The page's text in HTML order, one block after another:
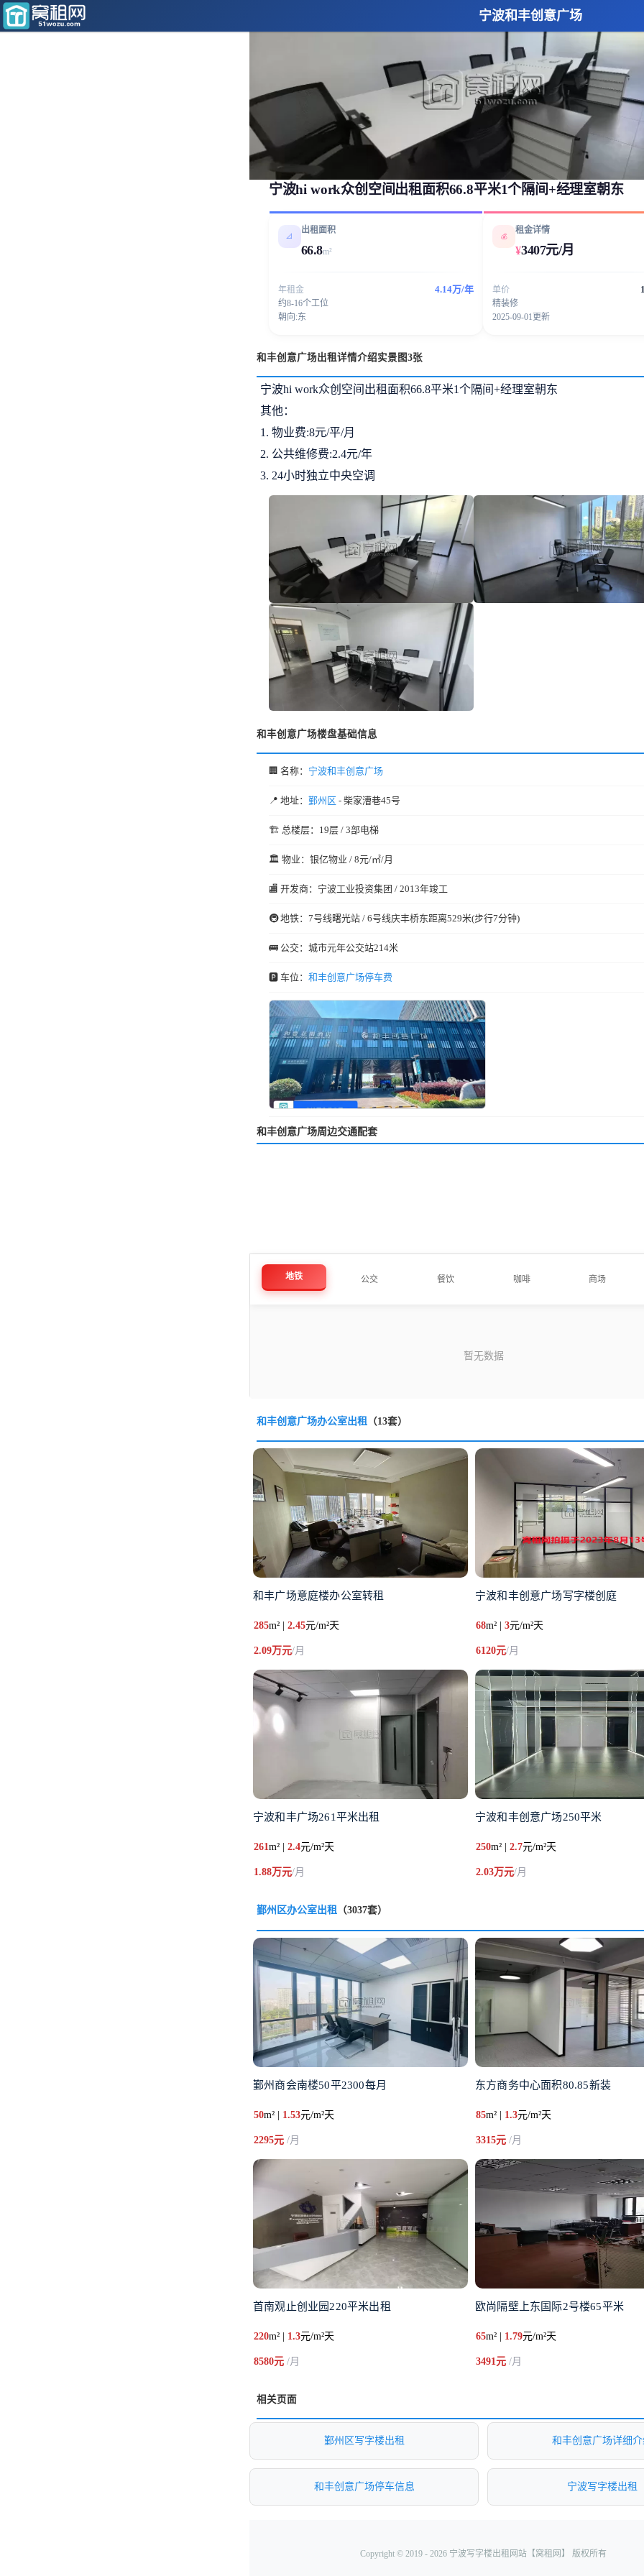
宁波和丰创意广场
宁波hi work众创空间出租面积66.8平米1个隔间+经理室朝东
📐
出租面积
66.8m²
年租金 4.14万/年
约8-16个工位
朝向:东
💰
租金详情
¥3407元/月
单价
精装修
2025-09-01更新
和丰创意广场出租详情介绍实景图3张
宁波hi work众创空间出租面积66.8平米1个隔间+经理室朝东
其他：
1. 物业费:8元/平/月
2. 公共维修费:2.4元/年
3. 24小时独立中央空调
和丰创意广场楼盘基础信息
🏢 名称： 宁波和丰创意广场
📍 地址： 鄞州区 - 柴家漕巷45号
🏗️ 总楼层：19层 / 3部电梯
🏛️ 物业：银亿物业 / 8元/㎡/月
🏬 开发商：宁波工业投资集团 / 2013年竣工
🚇 地铁：7号线曙光站 / 6号线庆丰桥东距离529米(步行7分钟)
🚌 公交：城市元年公交站214米
🅿️ 车位： 和丰创意广场停车费
和丰创意广场周边交通配套
地铁 公交 餐饮 咖啡 商场
和丰创意广场办公室出租 （13套）
和丰广场意庭楼办公室转租
285m² | 2.45元/m²天
2.09万元/月
宁波和丰创意广场写字楼创庭
68m² | 3元/m²天
6120元/月
宁波和丰广场261平米出租
261m² | 2.4元/m²天
1.88万元/月
宁波和丰创意广场250平米
250m² | 2.7元/m²天
2.03万元/月
鄞州区办公室出租 （3037套）
鄞州商会南楼50平2300每月
50m² | 1.53元/m²天
2295元 /月
东方商务中心面积80.85新装
85m² | 1.3元/m²天
3315元 /月
首南观止创业园220平米出租
220m² | 1.3元/m²天
8580元 /月
欧尚隔壁上东国际2号楼65平米
65m² | 1.79元/m²天
3491元 /月
相关页面
鄞州区写字楼出租 和丰创意广场详细介
和丰创意广场停车信息 宁波写字楼出租
Copyright © 2019 - 2026 宁波写字楼出租网站【窝租网】 版权所有